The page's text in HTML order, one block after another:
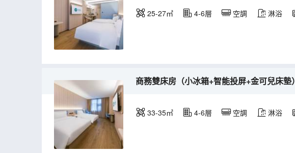
25-27㎡ 4-6層 空調 淋浴
商務雙床房（小冰箱+智能投屏+金可兒床墊）
33-35㎡ 4-6層 空調 淋浴